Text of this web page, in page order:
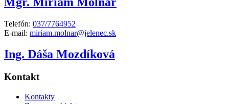
Telefón: 037/7764952
E-mail: miriam.molnar@jelenec.sk
Ing. Dáša Mozdíková
Kontakt
Kontakty